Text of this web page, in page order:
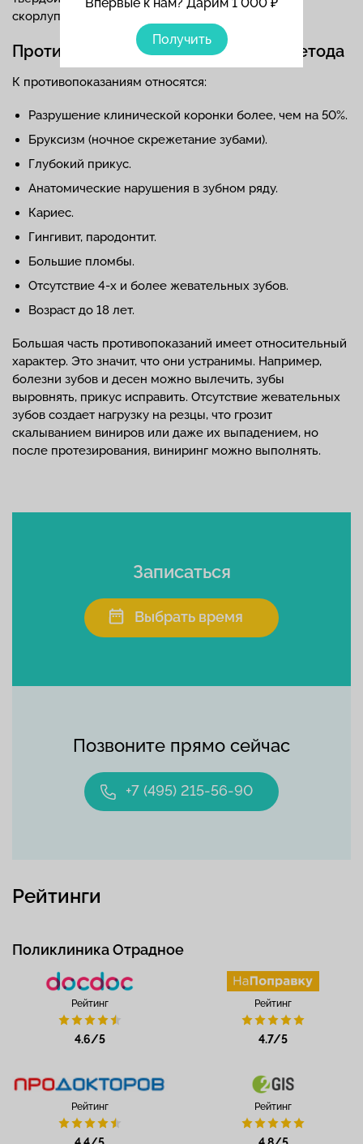
Получить
скорлупы, леденцов.
Противопоказания и ограничения метода
К противопоказаниям относятся:
Разрушение клинической коронки более, чем на 50%.
Бруксизм (ночное скрежетание зубами).
Глубокий прикус.
Анатомические нарушения в зубном ряду.
Кариес.
Гингивит, пародонтит.
Большие пломбы.
Отсутствие 4-х и более жевательных зубов.
Возраст до 18 лет.
Большая часть противопоказаний имеет относительный
характер. Это значит, что они устранимы. Например,
болезни зубов и десен можно вылечить, зубы
выровнять, прикус исправить. Отсутствие жевательных
зубов создает нагрузку на резцы, что грозит
скалыванием виниров или даже их выпадением, но
после протезирования, виниринг можно выполнять.
Позвоните прямо сейчас
+7 (495) 215-56-90
Записаться
Выбрать время
Рейтинги
Поликлиника Отрадное
Рейтинг
4.6/5
Рейтинг
4.7/5
Рейтинг Рейтинг